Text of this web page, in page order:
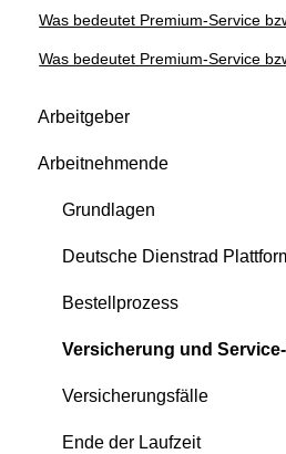
Was bedeutet Premium-Service
Was bedeutet Premium-Service
Arbeitgeber
Vertragliche Grundlagen
Versicherung und Service-
Kontinuierliche Betreuung
Arbeitnehmende
Grundlagen
Deutsche Dienstrad
Bestellprozess
Versicherung und
Versicherungsfälle
Ende der Laufzeit